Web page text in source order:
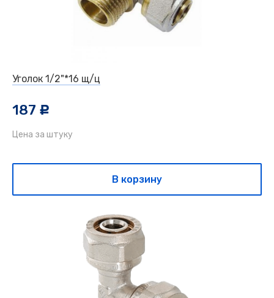
Уголок 1/2"*16 щ/ц
187 c
Цена за штуку
В корзину